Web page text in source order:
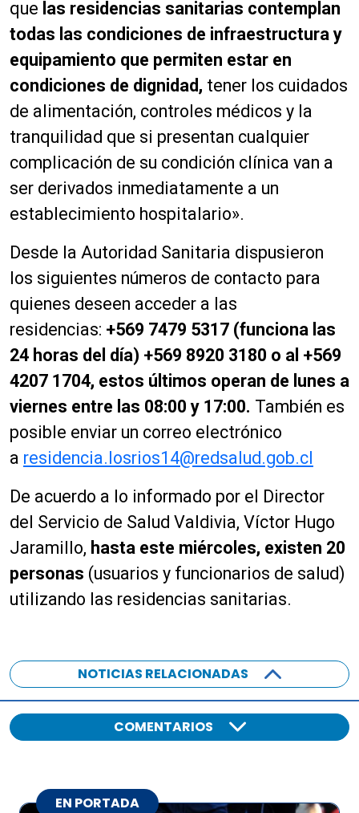
que las residencias sanitarias contemplan
todas las condiciones de infraestructura y
equipamiento que permiten estar en
condiciones de dignidad, tener los cuidados
de alimentación, controles médicos y la
tranquilidad que si presentan cualquier
complicación de su condición clínica van a
ser derivados inmediatamente a un
establecimiento hospitalario».
Desde la Autoridad Sanitaria dispusieron
los siguientes números de contacto para
quienes deseen acceder a las
residencias: +569 7479 5317 (funciona las
24 horas del día) +569 8920 3180 o al +569
4207 1704, estos últimos operan de lunes a
viernes entre las 08:00 y 17:00. También es
posible enviar un correo electrónico
a residencia.losrios14@redsalud.gob.cl
De acuerdo a lo informado por el Director
del Servicio de Salud Valdivia, Víctor Hugo
Jaramillo, hasta este miércoles, existen 20
personas (usuarios y funcionarios de salud)
utilizando las residencias sanitarias.
NOTICIAS RELACIONADAS
COMENTARIOS
EN PORTADA